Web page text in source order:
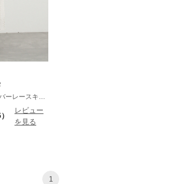
レビュー
を見る
1